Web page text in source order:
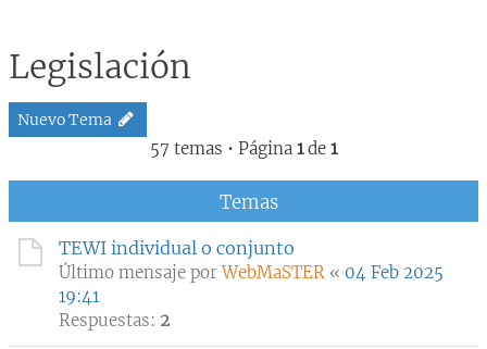
Legislación
Nuevo Tema
57 temas • Página 1de 1
Temas
TEWI individual o conjunto
Último mensaje porWebMaSTER « 04 Feb 2025
19:41
Respuestas: 2